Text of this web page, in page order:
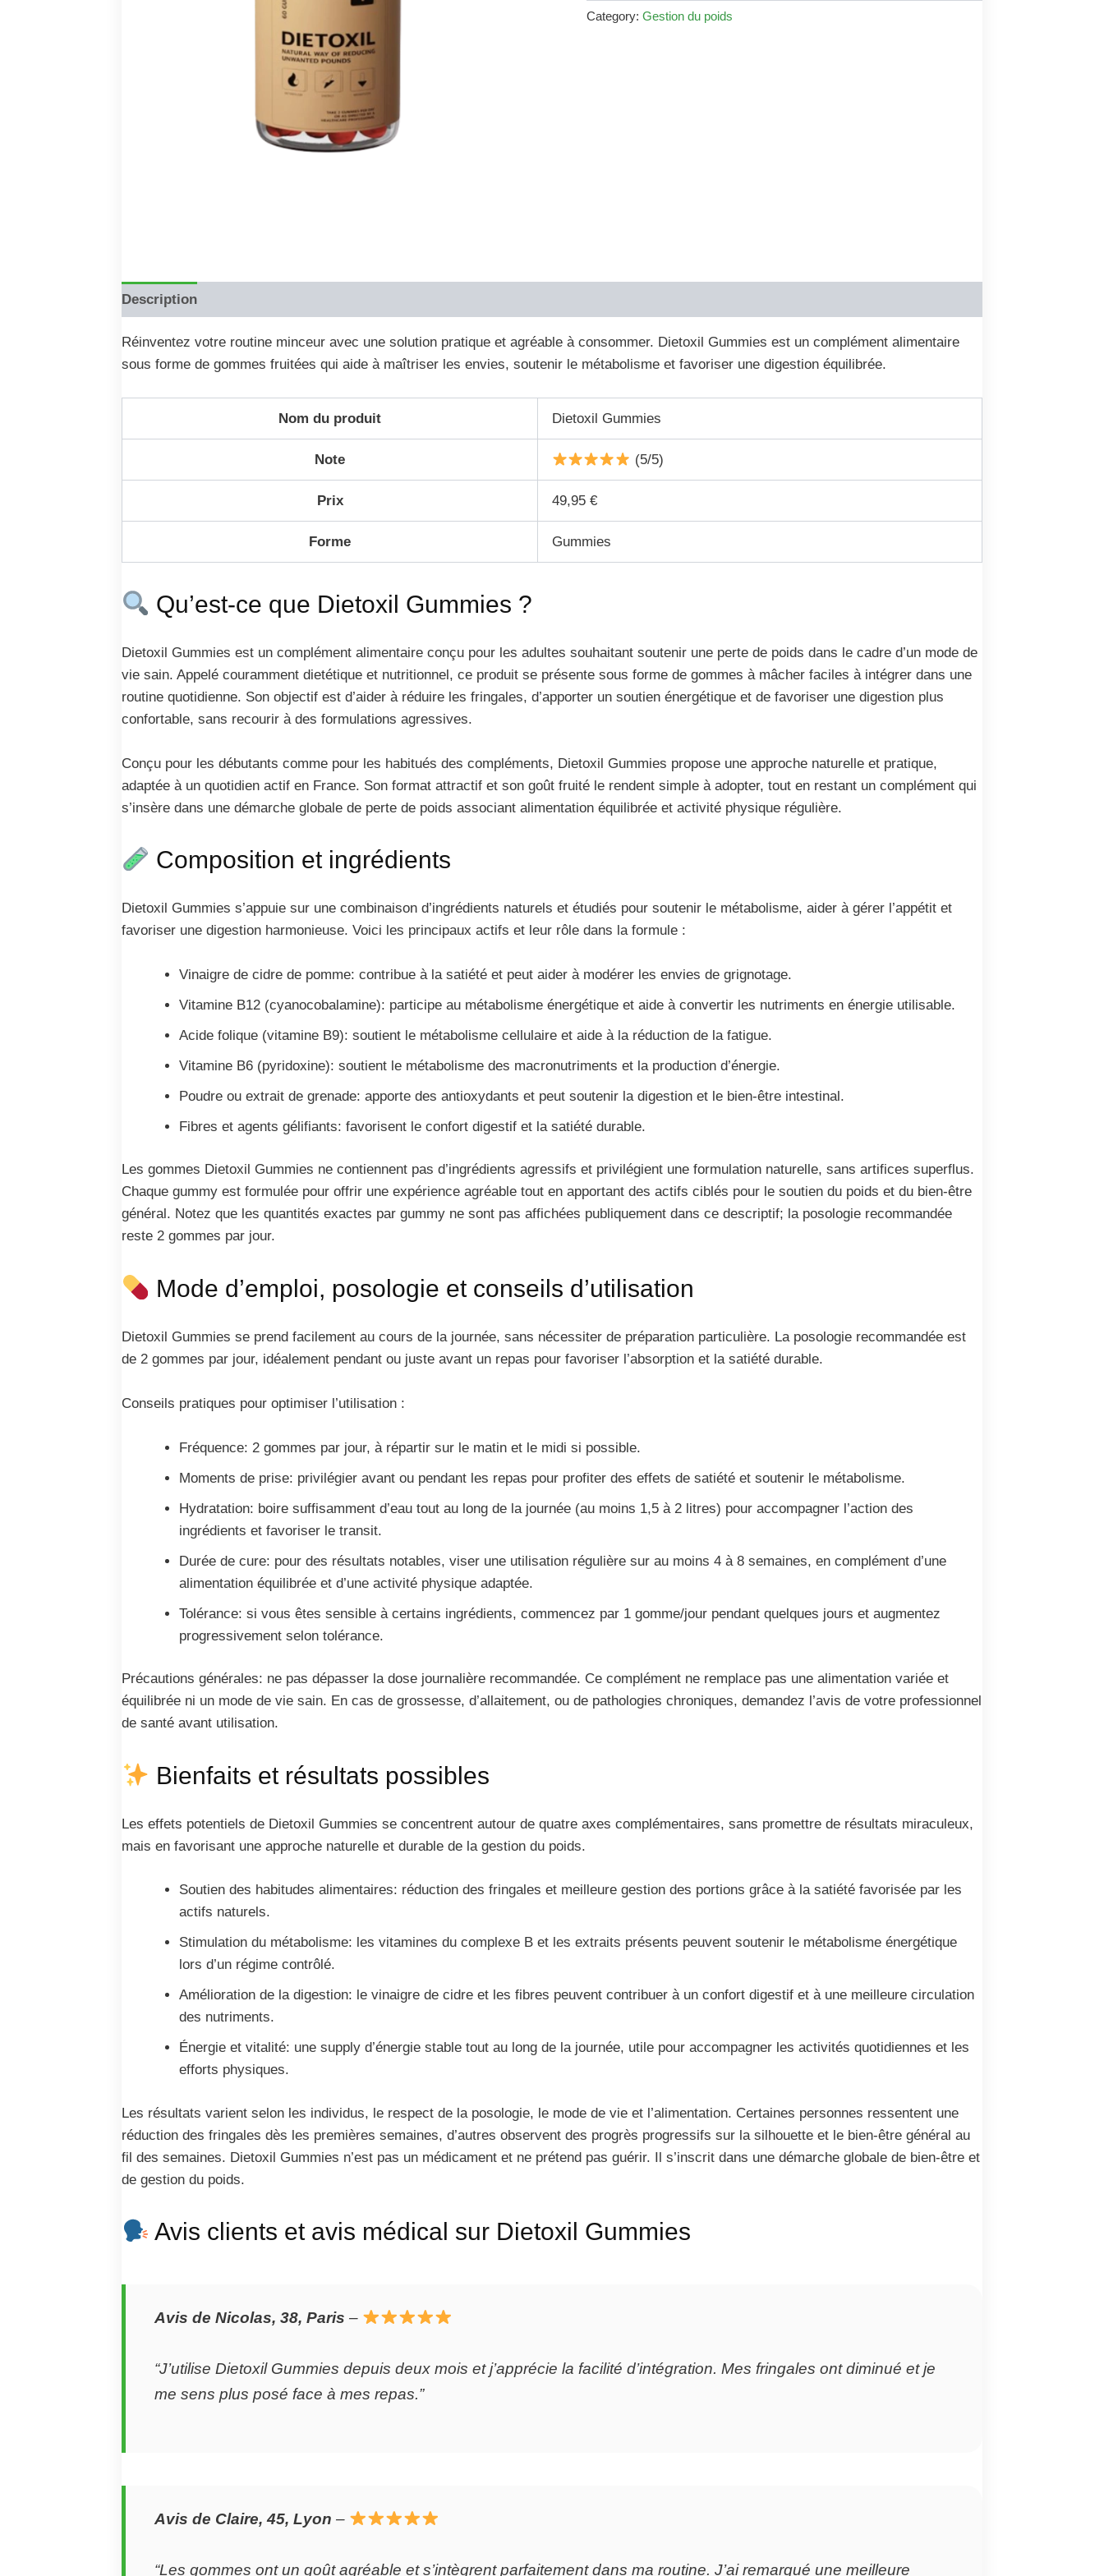
€79.00.€36.00.
Category: Gestion du poids
Description
Réinventez votre routine minceur avec une solution pratique et agréable à consommer. Dietoxil Gummies est un complément alimentaire
sous forme de gommes fruitées qui aide à maîtriser les envies, soutenir le métabolisme et favoriser une digestion équilibrée.
Nom du produit Dietoxil Gummies
Note (5/5)
Prix 49,95 €
Forme Gummies
Qu’est-ce que Dietoxil Gummies ?
Dietoxil Gummies est un complément alimentaire conçu pour les adultes souhaitant soutenir une perte de poids dans le cadre d’un mode de
vie sain. Appelé couramment dietétique et nutritionnel, ce produit se présente sous forme de gommes à mâcher faciles à intégrer dans une
routine quotidienne. Son objectif est d’aider à réduire les fringales, d’apporter un soutien énergétique et de favoriser une digestion plus
confortable, sans recourir à des formulations agressives.
Conçu pour les débutants comme pour les habitués des compléments, Dietoxil Gummies propose une approche naturelle et pratique,
adaptée à un quotidien actif en France. Son format attractif et son goût fruité le rendent simple à adopter, tout en restant un complément qui
s’insère dans une démarche globale de perte de poids associant alimentation équilibrée et activité physique régulière.
Composition et ingrédients
Dietoxil Gummies s’appuie sur une combinaison d’ingrédients naturels et étudiés pour soutenir le métabolisme, aider à gérer l’appétit et
favoriser une digestion harmonieuse. Voici les principaux actifs et leur rôle dans la formule :
Vinaigre de cidre de pomme: contribue à la satiété et peut aider à modérer les envies de grignotage.
Vitamine B12 (cyanocobalamine): participe au métabolisme énergétique et aide à convertir les nutriments en énergie utilisable.
Acide folique (vitamine B9): soutient le métabolisme cellulaire et aide à la réduction de la fatigue.
Vitamine B6 (pyridoxine): soutient le métabolisme des macronutriments et la production d’énergie.
Poudre ou extrait de grenade: apporte des antioxydants et peut soutenir la digestion et le bien-être intestinal.
Fibres et agents gélifiants: favorisent le confort digestif et la satiété durable.
Les gommes Dietoxil Gummies ne contiennent pas d’ingrédients agressifs et privilégient une formulation naturelle, sans artifices superflus.
Chaque gummy est formulée pour offrir une expérience agréable tout en apportant des actifs ciblés pour le soutien du poids et du bien-être
général. Notez que les quantités exactes par gummy ne sont pas affichées publiquement dans ce descriptif; la posologie recommandée
reste 2 gommes par jour.
Mode d’emploi, posologie et conseils d’utilisation
Dietoxil Gummies se prend facilement au cours de la journée, sans nécessiter de préparation particulière. La posologie recommandée est
de 2 gommes par jour, idéalement pendant ou juste avant un repas pour favoriser l’absorption et la satiété durable.
Conseils pratiques pour optimiser l’utilisation :
Fréquence: 2 gommes par jour, à répartir sur le matin et le midi si possible.
Moments de prise: privilégier avant ou pendant les repas pour profiter des effets de satiété et soutenir le métabolisme.
Hydratation: boire suffisamment d’eau tout au long de la journée (au moins 1,5 à 2 litres) pour accompagner l’action des
ingrédients et favoriser le transit.
Durée de cure: pour des résultats notables, viser une utilisation régulière sur au moins 4 à 8 semaines, en complément d’une
alimentation équilibrée et d’une activité physique adaptée.
Tolérance: si vous êtes sensible à certains ingrédients, commencez par 1 gomme/jour pendant quelques jours et augmentez
progressivement selon tolérance.
Précautions générales: ne pas dépasser la dose journalière recommandée. Ce complément ne remplace pas une alimentation variée et
équilibrée ni un mode de vie sain. En cas de grossesse, d’allaitement, ou de pathologies chroniques, demandez l’avis de votre professionnel
de santé avant utilisation.
Bienfaits et résultats possibles
Les effets potentiels de Dietoxil Gummies se concentrent autour de quatre axes complémentaires, sans promettre de résultats miraculeux,
mais en favorisant une approche naturelle et durable de la gestion du poids.
Soutien des habitudes alimentaires: réduction des fringales et meilleure gestion des portions grâce à la satiété favorisée par les
actifs naturels.
Stimulation du métabolisme: les vitamines du complexe B et les extraits présents peuvent soutenir le métabolisme énergétique
lors d’un régime contrôlé.
Amélioration de la digestion: le vinaigre de cidre et les fibres peuvent contribuer à un confort digestif et à une meilleure circulation
des nutriments.
Énergie et vitalité: une supply d’énergie stable tout au long de la journée, utile pour accompagner les activités quotidiennes et les
efforts physiques.
Les résultats varient selon les individus, le respect de la posologie, le mode de vie et l’alimentation. Certaines personnes ressentent une
réduction des fringales dès les premières semaines, d’autres observent des progrès progressifs sur la silhouette et le bien-être général au
fil des semaines. Dietoxil Gummies n’est pas un médicament et ne prétend pas guérir. Il s’inscrit dans une démarche globale de bien-être et
de gestion du poids.
Avis clients et avis médical sur Dietoxil Gummies
Avis de Nicolas, 38, Paris –
“J’utilise Dietoxil Gummies depuis deux mois et j’apprécie la facilité d’intégration. Mes fringales ont diminué et je
me sens plus posé face à mes repas.”
Avis de Claire, 45, Lyon –
“Les gommes ont un goût agréable et s’intègrent parfaitement dans ma routine. J’ai remarqué une meilleure